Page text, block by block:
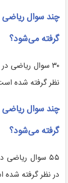
چند سوال ریاضی
گرفته می‌شود؟
نظر گرفته شده
چند سوال ریاضی
گرفته می‌شود؟
در نظر گرفته